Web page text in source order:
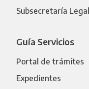
Subsecretaría
Guía Servicios
Portal de trámites
Expedientes